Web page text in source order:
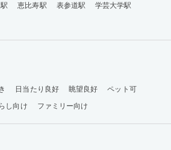
恵比寿駅 表参道駅
学芸大学駅
日当たり良好 眺望良好
ペット可
し向け ファミリー向け